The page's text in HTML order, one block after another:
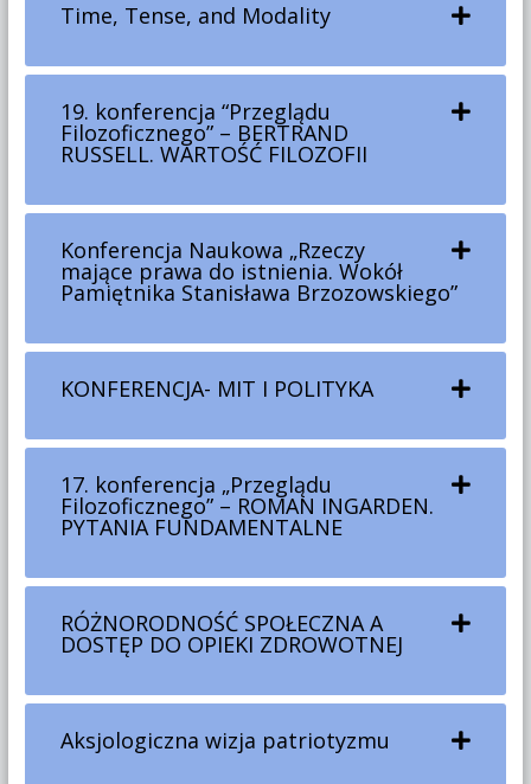
Time, Tense, and Modality
19. konferencja “Przeglądu
Filozoficznego” – BERTRAND
RUSSELL. WARTOŚĆ FILOZOFII
Konferencja Naukowa „Rzeczy
mające prawa do istnienia. Wokół
Pamiętnika Stanisława Brzozowskiego”
KONFERENCJA- MIT I POLITYKA
17. konferencja „Przeglądu
Filozoficznego” – ROMAN INGARDEN.
PYTANIA FUNDAMENTALNE
RÓŻNORODNOŚĆ SPOŁECZNA A
DOSTĘP DO OPIEKI ZDROWOTNEJ
Aksjologiczna wizja patriotyzmu